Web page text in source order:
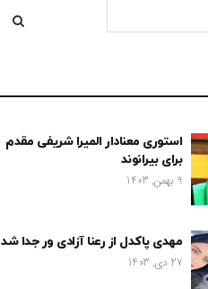
استوری معنادار المیرا شریفی مقدم
برای بیرانوند
9 بهمن, 1403
مهدی پاکدل از رعنا آزادی ور جدا شد
27 دی, 1403